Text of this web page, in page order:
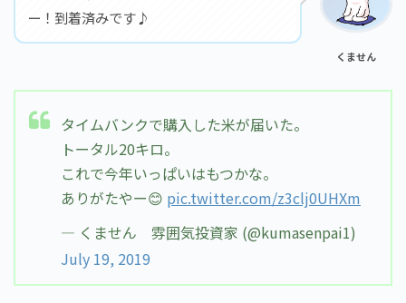
ー！到着済みです♪
くません
タイムバンクで購入した米が届いた。
トータル20キロ。
これで今年いっぱいはもつかな。
ありがたやー😊 pic.twitter.com/z3clj0UHXm
— くません 雰囲気投資家 (@kumasenpai1)
July 19, 2019